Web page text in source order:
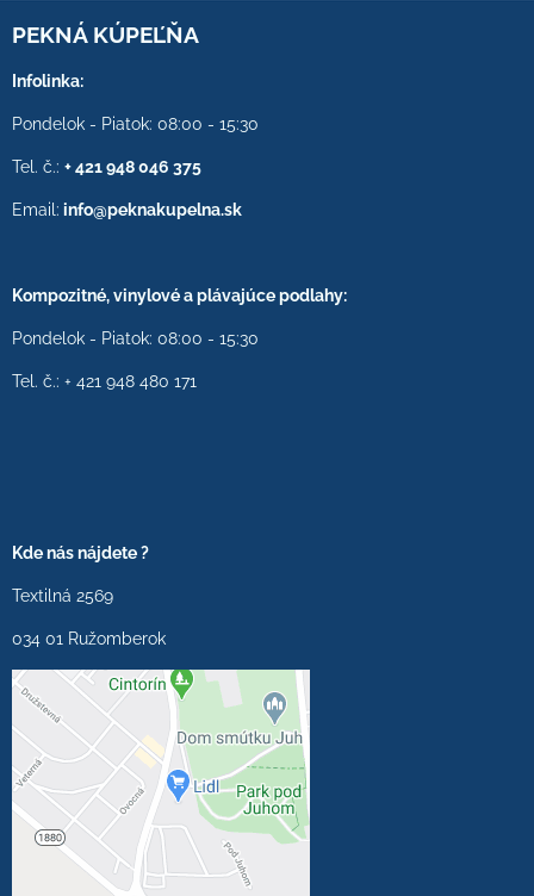
PEKNÁ KÚPEĽŇA
Infolinka:
Pondelok - Piatok: 08:00 - 15:30
Tel. č.: + 421 948 046 375
Email: info@peknakupelna.sk
Kompozitné, vinylové a plávajúce podlahy:
Pondelok - Piatok: 08:00 - 15:30
Tel. č.: + 421 948 480 171
Kde nás nájdete ?
Textilná 2569
034 01 Ružomberok
Externý obsah je
blokovaný Voľbami
súkromia
Prajete si načítať externý
obsah?